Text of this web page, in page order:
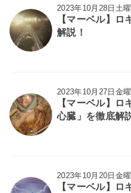
2023年10月28日土
【マーベル】ロ
解説！
2023年10月27日金曜
【マーベル】
心臓」を徹底解
2023年10月20日金曜
【マーベル】ロ